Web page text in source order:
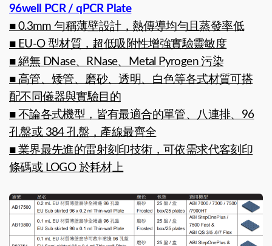
96well PCR / qPCR Plate
■ 0.3mm 勻稱薄壁設計，熱傳導均勻且蒸發率低
■ EU-O 型材質，超低吸附性增強實驗靈敏度
■ 絕無 DNase、RNase、Metal Pyrogen 污染
■ 高管、矮管、磨砂、透明、白色等各式材質可搭
配不同儀器與實驗目的
■ 不論各式機型，皆有最適合的單管、八連排、96
孔盤或 384 孔盤，產線最齊全
■ 業界最先進的雷射刻印技術，可依需求代客刻印
條碼或 LOGO 於耗材上